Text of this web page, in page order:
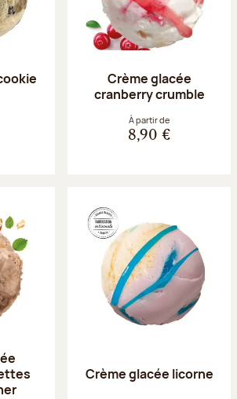
Crème glacée
cranberry crumble
À partir de
8,90 €
Crème glacée licorne